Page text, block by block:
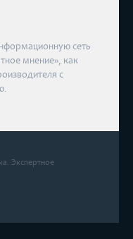
сеть
мнение», как
с
Экспертное